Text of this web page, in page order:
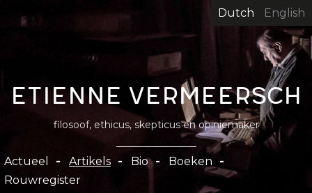
inhoud
gaan
Dutch English
Etienne Vermeersch
filosoof, ethicus, skepticus en opiniemaker
Hoofdnavigatie
Actueel Artikels Bio
Boeken
Rouwregister